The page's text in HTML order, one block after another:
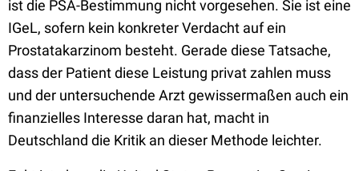
ist die PSA-Bestimmung nicht vorgesehen. Sie ist eine
IGeL, sofern kein konkreter Verdacht auf ein
Prostatakarzinom besteht. Gerade diese Tatsache,
dass der Patient diese Leistung privat zahlen muss
und der untersuchende Arzt gewissermaßen auch ein
finanzielles Interesse daran hat, macht in
Deutschland die Kritik an dieser Methode leichter.